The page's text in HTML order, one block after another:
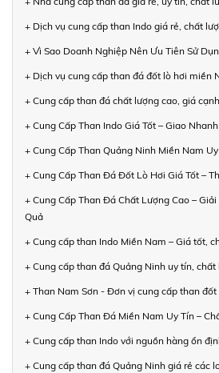
+ Dịch vụ cung cấp than Indo giá rẻ, chất
+ Vì Sao Doanh Nghiệp Nên Ưu Tiên Sử
+ Dịch vụ cung cấp than đá đốt lò hơi miền
+ Cung cấp than đá chất lượng cao, giá
+ Cung Cấp Than Indo Giá Tốt – Giao
+ Cung Cấp Than Quảng Ninh Miền Nam
+ Cung Cấp Than Đá Đốt Lò Hơi Giá Tốt –
+ Cung Cấp Than Đá Chất Lượng Cao –
Quả
+ Cung cấp than Indo Miền Nam – Giá tốt,
+ Cung cấp than đá Quảng Ninh uy tín,
+ Than Nam Sơn - Đơn vị cung cấp than
+ Cung Cấp Than Đá Miền Nam Uy Tín –
+ Cung cấp than Indo với nguồn hàng ổn
+ Cung cấp than đá Quảng Ninh giá rẻ các